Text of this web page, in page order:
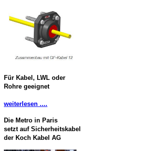
Für Kabel, LWL oder
Rohre geeignet
weiterlesen ....
Die Metro in Paris
setzt auf Sicherheitskabel
der Koch Kabel AG